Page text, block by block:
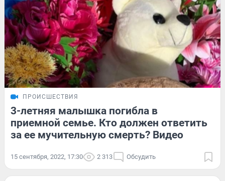
ПРОИСШЕСТВИЯ
3-летняя малышка погибла в
приемной семье. Кто должен ответить
за ее мучительную смерть? Видео
15 сентября, 2022, 17:30 2 313 Обсудить